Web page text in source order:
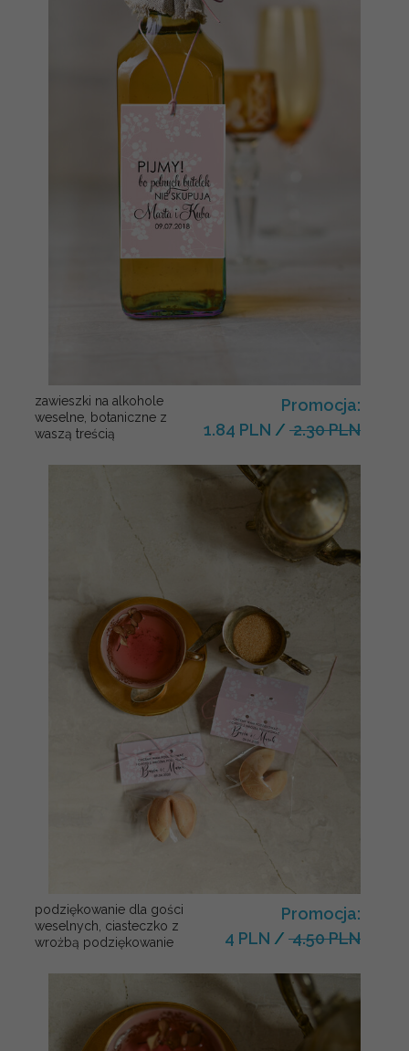
zawieszki na alkohole
weselne, botaniczne z
waszą treścią
Promocja:
1.84 PLN / 2.30 PLN
podziękowanie dla gości
weselnych, ciasteczko z
wrożbą podziękowanie
Promocja:
4 PLN / 4.50 PLN